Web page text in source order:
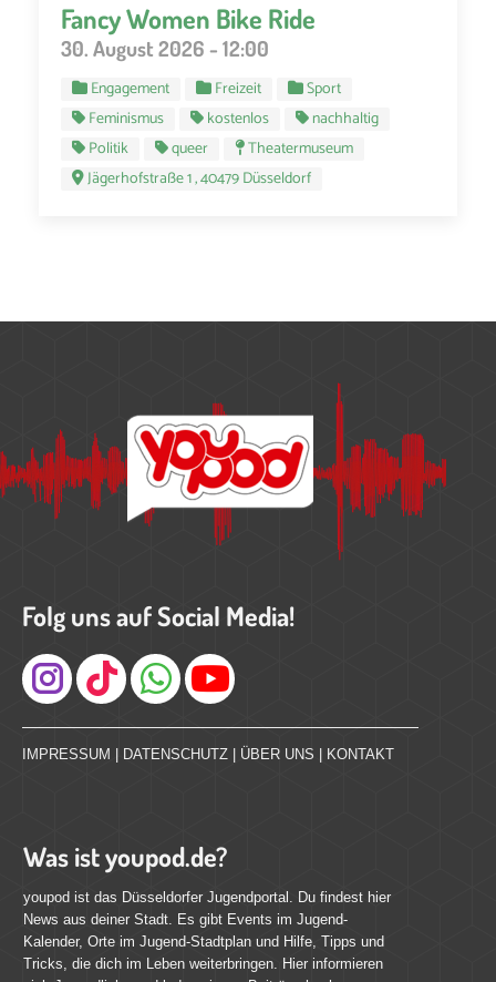
Fancy Women Bike Ride
30. August 2026 - 12:00
Engagement Freizeit
Sport
Feminismus
kostenlos
nachhaltig
Politik
queer
Theatermuseum
Jägerhofstraße 1 , 40479 Düsseldorf
Folg uns auf Social Media!
Instagram
IMPRESSUM | DATENSCHUTZ | ÜBER UNS | KONTAKT
Was ist youpod.de?
youpod ist das Düsseldorfer Jugendportal. Du findest hier
News aus deiner Stadt. Es gibt Events im Jugend-
Kalender, Orte im Jugend-Stadtplan und Hilfe, Tipps und
Tricks, die dich im Leben weiterbringen. Hier informieren